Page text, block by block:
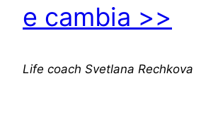
e cambia >>
Life coach Svetlana Rechkova